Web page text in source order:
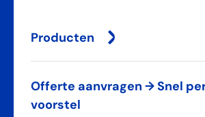
Producten
Offerte aanvragen → Snel
voorstel